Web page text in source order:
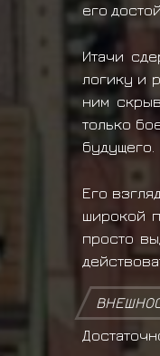
его
Итачи
логику и
ним
только
будущего.
Его
широкой
просто